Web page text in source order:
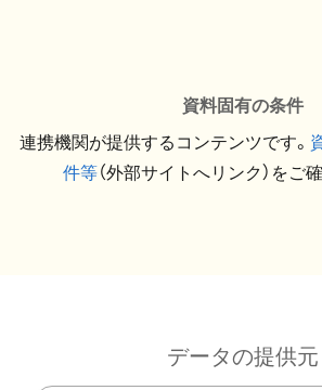
資料固有の条件
連携機関が提供するコンテンツです。
件等（外部サイトへリンク）をご
データの提供元